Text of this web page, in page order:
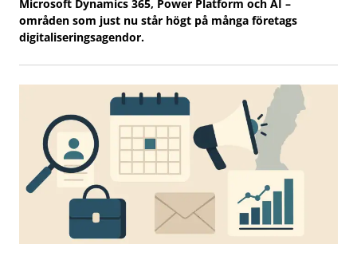
Microsoft Dynamics 365, Power Platform och AI –
områden som just nu står högt på många företags
digitaliseringsagendor.